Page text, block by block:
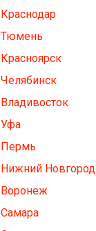
Краснодар
Тюмень
Красноярск
Челябинск
Владивосток
Уфа
Пермь
Нижний Новгород
Воронеж
Самара